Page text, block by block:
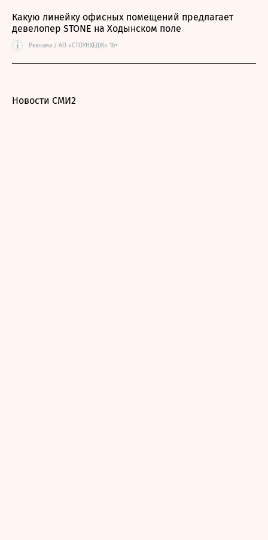
Какую линейку офисных помещений предлагает
девелопер STONE на Ходынском поле
i Реклама / АО «СТОУНХЕДЖ» 16+
Новости СМИ2